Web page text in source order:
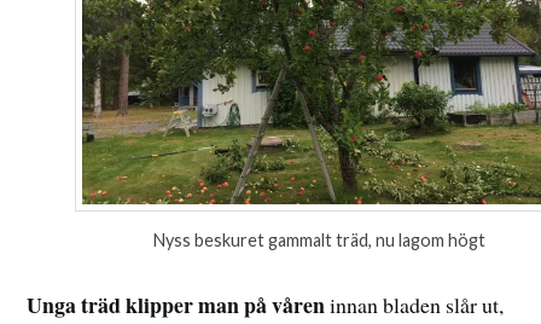
Nyss beskuret gammalt träd, nu lagom högt
Unga träd klipper man på våreninnan bladen slår ut,